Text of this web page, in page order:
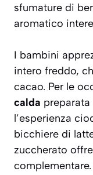
sfumature di
aromatico
I bambini
intero freddo,
cacao. Per le
calda
l’esperienza
bicchiere di
zuccherato
complementare.